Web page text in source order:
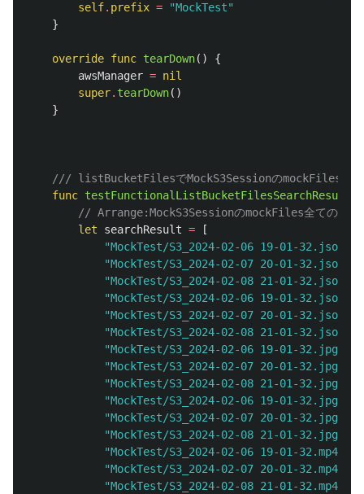
self. prefix =
"MockTest"
}
override func tearDown()
{
awsManager = nil
super. tearDown()
}
/// listBucketFilesでMockS3SessionのmockFiles内を検
func
// Arrange:MockS3SessionのmockFiles全てのデ
let
searchResult =
[
"MockTest/S3_2024-02-06 19-01-32.json"
"MockTest/S3_2024-02-07 20-01-32.json"
"MockTest/S3_2024-02-08 21-01-32.json"
"MockTest/S3_2024-02-06 19-01-32.json"
"MockTest/S3_2024-02-07 20-01-32.json"
"MockTest/S3_2024-02-08 21-01-32.json"
"MockTest/S3_2024-02-06 19-01-32.jpg"
"MockTest/S3_2024-02-07 20-01-32.jpg"
"MockTest/S3_2024-02-08 21-01-32.jpg"
"MockTest/S3_2024-02-06 19-01-32.jpg"
"MockTest/S3_2024-02-07 20-01-32.jpg"
"MockTest/S3_2024-02-08 21-01-32.jpg"
"MockTest/S3_2024-02-06 19-01-32.mp4"
"MockTest/S3_2024-02-07 20-01-32.mp4"
"MockTest/S3_2024-02-08 21-01-32.mp4"